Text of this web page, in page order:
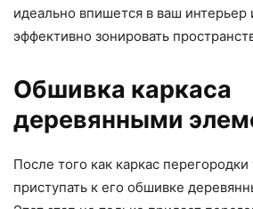
идеально впишется в ваш
эффективно зонировать
Обшивка каркаса
деревянными
После того как каркас
приступать к его обшивке